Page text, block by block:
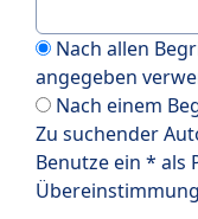
Nach allen
angegeben
Nach einem
Zu suchender
Benutze ein * als